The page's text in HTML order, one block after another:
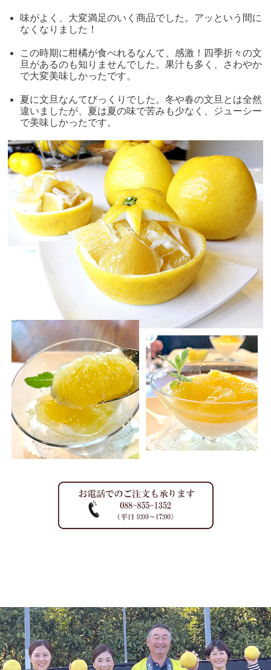
味がよく、大変満足のいく商品でした。アッという間に
なくなりました！
この時期に柑橘が食べれるなんて、感激！四季折々の文
旦があるのも知りませんでした。果汁も多く、さわやか
で大変美味しかったです。
夏に文旦なんてびっくりでした。冬や春の文旦とは全然
違いましたが、夏は夏の味で苦みも少なく、ジューシー
で美味しかったです。